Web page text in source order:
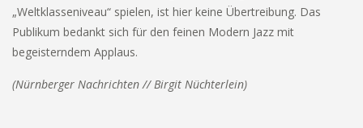
„Weltklasseniveau“ spielen, ist hier keine Übertreibung. Das
Publikum bedankt sich für den feinen Modern Jazz mit
begeisterndem Applaus.
(Nürnberger Nachrichten // Birgit Nüchterlein)